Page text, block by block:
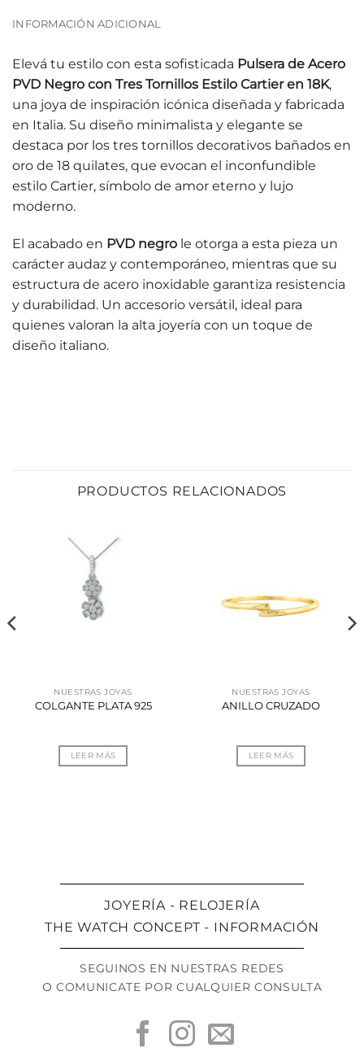
INFORMACIÓN ADICIONAL
Elevá tu estilo con esta sofisticada Pulsera de Acero
PVD Negro con Tres Tornillos Estilo Cartier en 18K,
una joya de inspiración icónica diseñada y fabricada
en Italia. Su diseño minimalista y elegante se
destaca por los tres tornillos decorativos bañados en
oro de 18 quilates, que evocan el inconfundible
estilo Cartier, símbolo de amor eterno y lujo
moderno.
El acabado en PVD negro le otorga a esta pieza un
carácter audaz y contemporáneo, mientras que su
estructura de acero inoxidable garantiza resistencia
y durabilidad. Un accesorio versátil, ideal para
quienes valoran la alta joyería con un toque de
diseño italiano.
PRODUCTOS RELACIONADOS
NUESTRAS JOYAS
COLGANTE PLATA 925
LEER MÁS
NUESTRAS JOYAS
ANILLO CRUZADO
LEER MÁS
JOYERÍA - RELOJERÍA
THE WATCH CONCEPT - INFORMACIÓN
SEGUINOS EN NUESTRAS REDES
O COMUNICATE POR CUALQUIER CONSULTA